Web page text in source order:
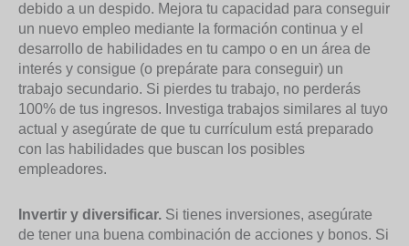
debido a un despido. Mejora tu capacidad para conseguir
un nuevo empleo mediante la formación continua y el
desarrollo de habilidades en tu campo o en un área de
interés y consigue (o prepárate para conseguir) un
trabajo secundario. Si pierdes tu trabajo, no perderás
100% de tus ingresos. Investiga trabajos similares al tuyo
actual y asegúrate de que tu currículum está preparado
con las habilidades que buscan los posibles
empleadores.
Invertir y diversificar. Si tienes inversiones, asegúrate
de tener una buena combinación de acciones y bonos. Si